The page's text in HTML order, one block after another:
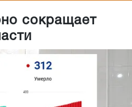
сокращает